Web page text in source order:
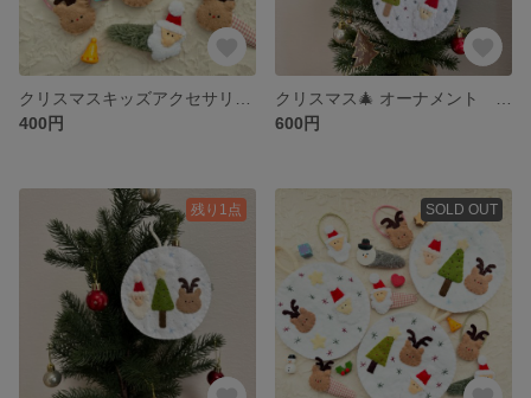
400円
600円
残り1点 SOLD OUT